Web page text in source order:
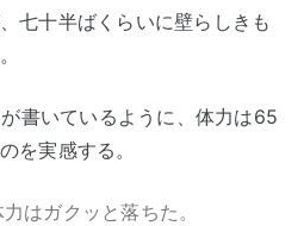
七十半ばくらいに壁らしきも
書いているように、体力は65
を実感する。
はガクッと落ちた。